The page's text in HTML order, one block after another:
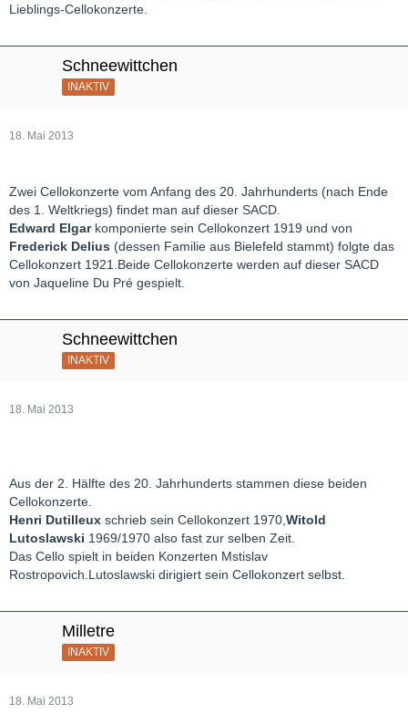
Lieblings-Cellokonzerte.
Schneewittchen
INAKTIV
18. Mai 2013
Zwei Cellokonzerte vom Anfang des 20. Jahrhunderts (nach Ende
des 1. Weltkriegs) findet man auf dieser SACD.
Edward Elgarkomponierte sein Cellokonzert 1919 und von
Frederick Delius (dessen Familie aus Bielefeld stammt) folgte das
Cellokonzert 1921.Beide Cellokonzerte werden auf dieser SACD
von Jaqueline Du Pré gespielt.
Schneewittchen
INAKTIV
18. Mai 2013
Aus der 2. Hälfte des 20. Jahrhunderts stammen diese beiden
Cellokonzerte.
Henri Dutilleux schrieb sein Cellokonzert 1970, Witold
Lutoslawski 1969/1970 also fast zur selben Zeit.
Das Cello spielt in beiden Konzerten Mstislav
Rostropovich.Lutoslawski dirigiert sein Cellokonzert selbst.
Milletre
INAKTIV
18. Mai 2013